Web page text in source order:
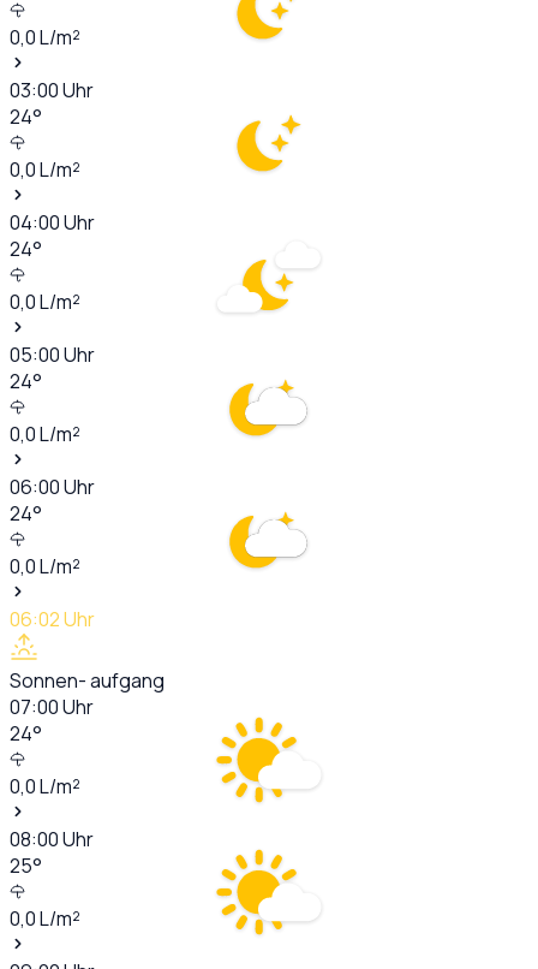
0,0L/m²
03:00Uhr
24°
0,0L/m²
04:00Uhr
24°
0,0L/m²
05:00Uhr
24°
0,0L/m²
06:00Uhr
24°
0,0L/m²
06:02Uhr
Sonnen- aufgang
07:00Uhr
24°
0,0L/m²
08:00Uhr
25°
0,0L/m²